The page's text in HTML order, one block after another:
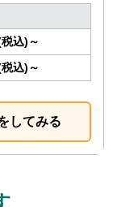
込)～
込)～
してみる